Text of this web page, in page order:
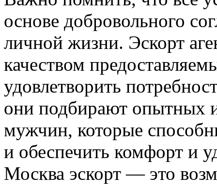
основе добровольного
личной жизни. Эскорт
качеством
удовлетворить
они подбирают опытных
мужчин, которые
и обеспечить комфорт и
Москва эскорт — это